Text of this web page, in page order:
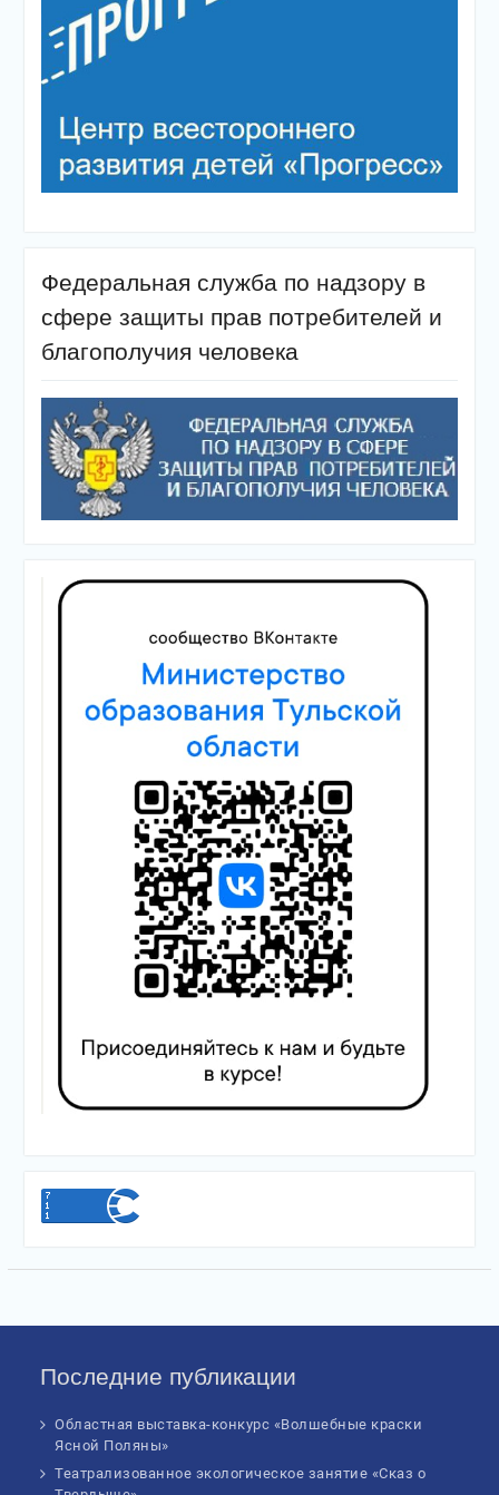
Федеральная служба по надзору в
сфере защиты прав потребителей и
благополучия человека
Последние публикации
Областная выставка-конкурс «Волшебные краски
Ясной Поляны»
Театрализованное экологическое занятие «Сказ о